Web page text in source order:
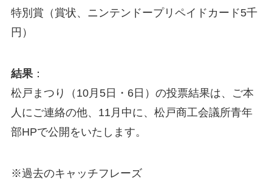
特別賞（賞状、ニンテンドープリペイドカード5千
円）
結果：
松戸まつり（10月5日・6日）の投票結果は、ご本
人にご連絡の他、11月中に、松戸商工会議所青年
部HPで公開をいたします。
※過去のキャッチフレーズ